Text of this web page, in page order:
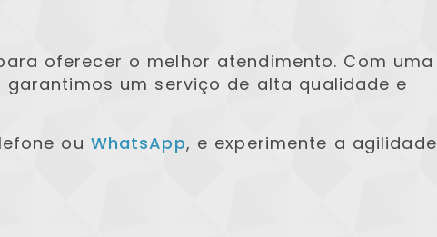
oferecer o melhor atendimento. Com uma
um serviço de alta qualidade e
ou WhatsApp, e experimente a agilidade